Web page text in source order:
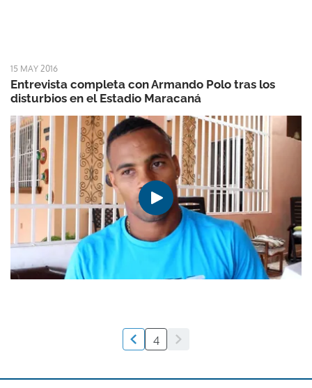
15 MAY 2016
Entrevista completa con Armando Polo tras los
disturbios en el Estadio Maracaná
4